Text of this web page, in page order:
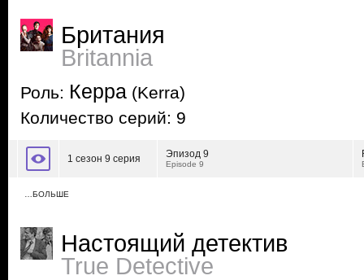
Британия
Britannia
Роль: Керра (Kerra)
Количество серий: 9
1 сезон 9 серия Эпизод 9
Episode 9
…БОЛЬШЕ
Настоящий детектив
True Detective